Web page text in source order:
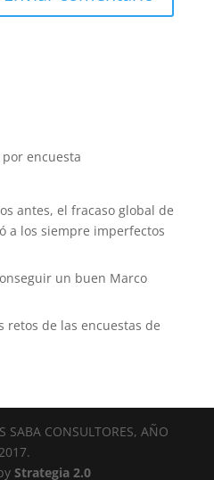
por encuesta
antes, el fracaso global de
a los siempre imperfectos
un buen Marco
retos de las encuestas de
SABA CONSULTORES, AÑO
2017.
Strategia 2.0